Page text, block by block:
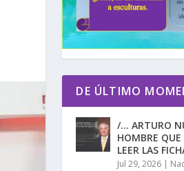
DE ÚLTIMO
/… ARTURO
HOMBRE
LEER LAS
Jul 29, 2026 |